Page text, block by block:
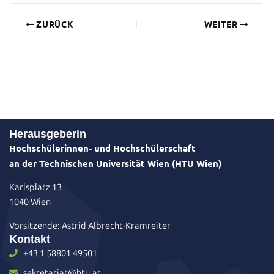
ZURÜCK WEITER
Herausgeberin
Hochschülerinnen- und Hochschülerschaft
an der Technischen Universität Wien (HTU Wien)
Karlsplatz 13
1040 Wien
Vorsitzende: Astrid Albrecht-Kramreiter
Kontakt
+43 1 58801 49501